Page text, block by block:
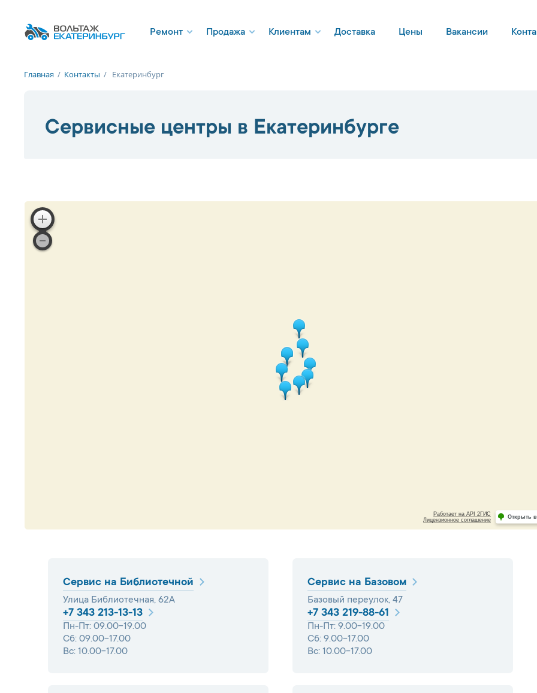
Ремонт Продажа Клиентам Доставка Цены Вакансии
Главная / Контакты / Екатеринбург
Сервисные центры в Екатеринбурге
Сервис на Библиотечной
Улица Библиотечная, 62А
+7 343 213-13-13
Пн-Пт: 09.00-19.00
Сб: 09.00-17.00
Вс: 10.00-17.00
Сервис на Базовом
Базовый переулок, 47
+7 343 219-88-61
Пн-Пт: 9.00-19.00
Сб: 9.00-17.00
Вс: 10.00-17.00